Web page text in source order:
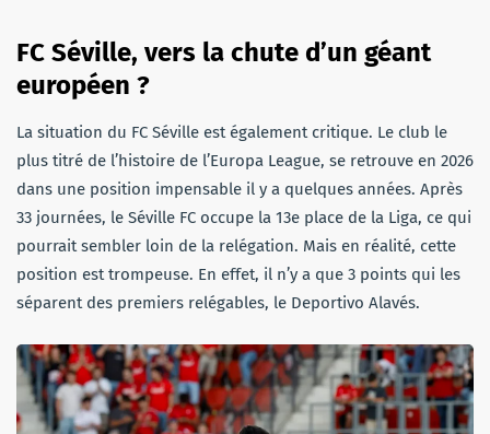
FC Séville, vers la chute d’un géant
européen ?
La situation du FC Séville est également critique. Le club le
plus titré de l’histoire de l’Europa League, se retrouve en 2026
dans une position impensable il y a quelques années. Après
33 journées, le Séville FC occupe la 13e place de la Liga, ce qui
pourrait sembler loin de la relégation. Mais en réalité, cette
position est trompeuse. En effet, il n’y a que 3 points qui les
séparent des premiers relégables, le Deportivo Alavés.